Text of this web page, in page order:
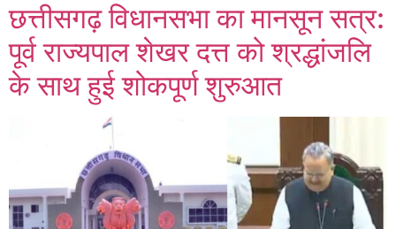
छत्तीसगढ़ विधानसभा का मानसून सत्र:
पूर्व राज्यपाल शेखर दत्त को श्रद्धांजलि
के साथ हुई शोकपूर्ण शुरुआत